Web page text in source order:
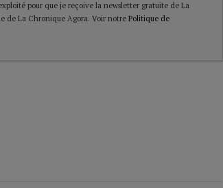
pour que je reçoive la newsletter gratuite de La
de La Chronique Agora. Voir notre Politique de